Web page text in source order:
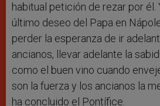
habitual petición de rezar por él.
último deseo del Papa en
perder la esperanza de ir
ancianos, llevar adelante la
como el buen vino cuando
son la fuerza y los ancianos la
ha concluido el Pontífice.